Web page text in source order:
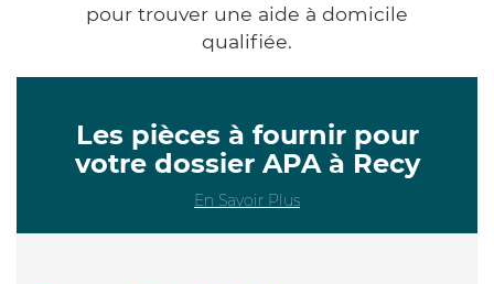
pour trouver une aide à domicile
qualifiée.
Les pièces à fournir pour
votre dossier APA à Recy
En Savoir Plus